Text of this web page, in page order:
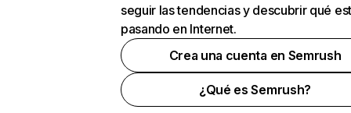
seguir las tendencias y descubrir qué
pasando en Internet.
Crea una cuenta en Semrush
¿Qué es Semrush?